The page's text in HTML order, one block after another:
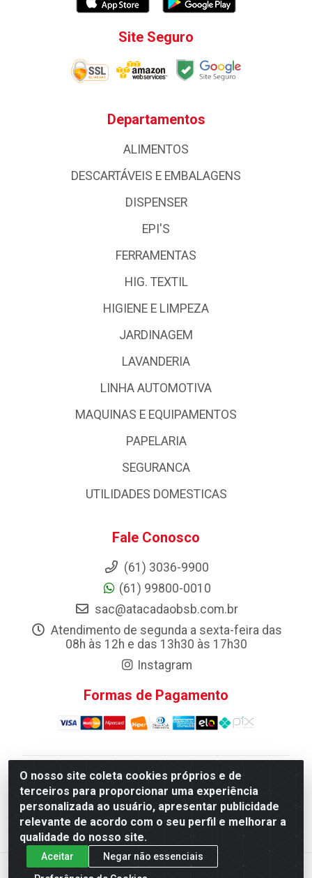
O nosso site coleta cookies próprios e de
terceiros para proporcionar uma experiência
personalizada ao usuário, apresentar publicidade
relevante de acordo com o seu perfil e melhorar a
qualidade do nosso site.
Aceitar
Negar não essenciais
Site Seguro
Departamentos
ALIMENTOS
DESCARTÁVEIS E EMBALAGENS
DISPENSER
EPI'S
FERRAMENTAS
HIG. TEXTIL
HIGIENE E LIMPEZA
JARDINAGEM
LAVANDERIA
LINHA AUTOMOTIVA
MAQUINAS E EQUIPAMENTOS
PAPELARIA
SEGURANCA
UTILIDADES DOMESTICAS
Fale Conosco
(61) 3036-9900
(61) 99800-0010
sac@atacadaobsb.com.br
Atendimento de segunda a sexta-feira das
08h às 12h e das 13h30 às 17h30
Instagram
Formas de Pagamento
Atacadao da Limpeza F. Pereira Queiroz Comercio e
Distribuicao LTDA - Quadra Qi 10 Lotes 39 e, 41 - Setor
Industrial (Taguatinga), Brasília/DF - CEP 72.135-100 -
CNPJ 13.184.675/0001-80